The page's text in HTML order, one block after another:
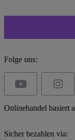
Folge uns:
Onlinehandel basiert
Sicher bezahlen via: